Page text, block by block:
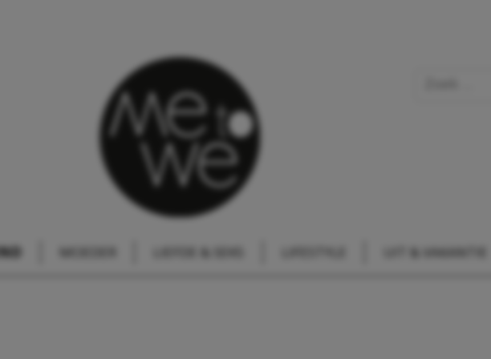
MOEDER LIEFDE & SEKS UIT & VAKANTIE